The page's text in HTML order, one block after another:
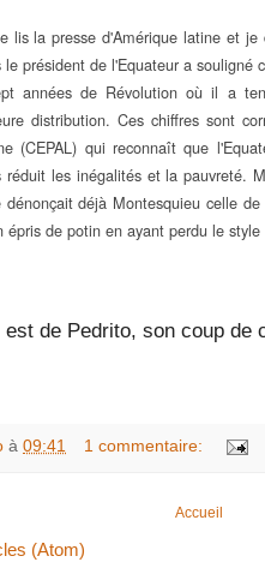
lis la presse d'Amérique latine et
président de l'Equateur a souligné
années de Révolution où il a
distribution. Ces chiffres sont
(CEPAL) qui reconnaît que
les inégalités et la pauvreté.
déjà Montesquieu celle
épris de potin en ayant perdu le
est de Pedrito, son coup de
à 09:41 1 commentaire:
Accueil
(Atom)